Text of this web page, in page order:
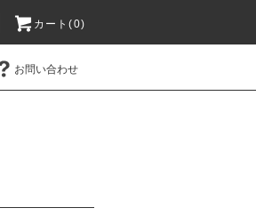
カート(0)
お問い合わせ